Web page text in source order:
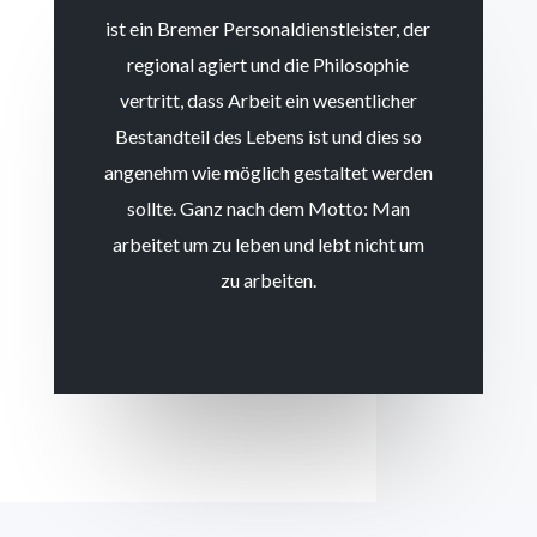
ist ein Bremer Personaldienstleister, der
regional agiert und die Philosophie
vertritt, dass Arbeit ein wesentlicher
Bestandteil des Lebens ist und dies so
angenehm wie möglich gestaltet werden
sollte. Ganz nach dem Motto: Man
arbeitet um zu leben und lebt nicht um
zu arbeiten.